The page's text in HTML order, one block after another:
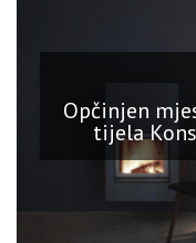
Opčinjen
tijela